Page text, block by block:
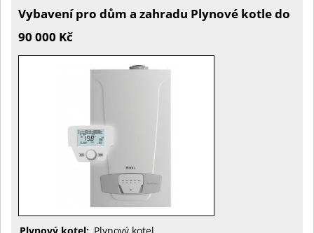
Vybavení pro dům a zahradu Plynové kotle do
90 000 Kč